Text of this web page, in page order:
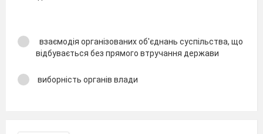
взаємодія організованих об'єднань суспільства, що
відбувається без прямого втручання держави
виборність органів влади